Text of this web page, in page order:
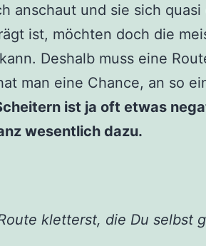
anschaut und sie sich
ist, möchten doch die
Deshalb muss eine
man eine Chance, an so
ist ja oft etwas
wesentlich dazu.
kletterst, die Du selbst